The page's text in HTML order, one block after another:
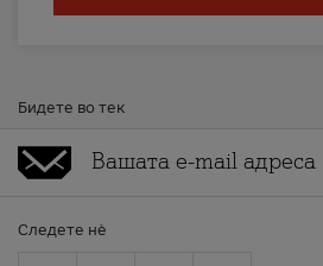
Бидете во тек
Следете нè